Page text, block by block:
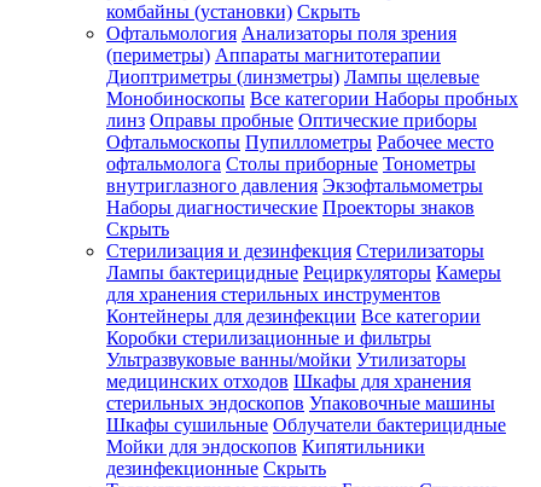
комбайны (установки) Скрыть
Офтальмология Анализаторы поля зрения
(периметры) Аппараты магнитотерапии
Диоптриметры (линзметры) Лампы щелевые
Монобиноскопы Все категории Наборы пробных
линз Оправы пробные Оптические приборы
Офтальмоскопы Пупиллометры Рабочее место
офтальмолога Столы приборные Тонометры
внутриглазного давления Экзофтальмометры
Наборы диагностические Проекторы знаков
Скрыть
Стерилизация и дезинфекция Стерилизаторы
Лампы бактерицидные Рециркуляторы Камеры
для хранения стерильных инструментов
Контейнеры для дезинфекции Все категории
Коробки стерилизационные и фильтры
Ультразвуковые ванны/мойки Утилизаторы
медицинских отходов Шкафы для хранения
стерильных эндоскопов Упаковочные машины
Шкафы сушильные Облучатели бактерицидные
Мойки для эндоскопов Кипятильники
дезинфекционные Скрыть